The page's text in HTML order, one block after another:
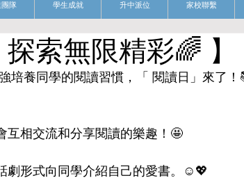
隊 學生成就 升中派位 家校聯繫
探索無限精彩🌈 】
培養同學的閱讀習慣，「 閱讀日」來了！
互相交流和分享閱讀的樂趣！🤩
劇形式向同學介紹自己的愛書。☺️💖